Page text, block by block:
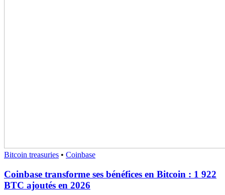
Bitcoin treasuries • Coinbase
Coinbase transforme ses bénéfices en Bitcoin : 1 922
BTC ajoutés en 2026